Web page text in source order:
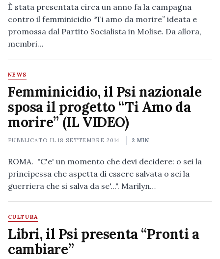
È stata presentata circa un anno fa la campagna
contro il femminicidio “Ti amo da morire” ideata e
promossa dal Partito Socialista in Molise. Da allora,
membri…
NEWS
Femminicidio, il Psi nazionale
sposa il progetto “Ti Amo da
morire” (IL VIDEO)
PUBBLICATO IL18 SETTEMBRE 2014 2 MIN
ROMA. "C'e' un momento che devi decidere: o sei la
principessa che aspetta di essere salvata o sei la
guerriera che si salva da se'...". Marilyn…
CULTURA
Libri, il Psi presenta “Pronti a
cambiare”